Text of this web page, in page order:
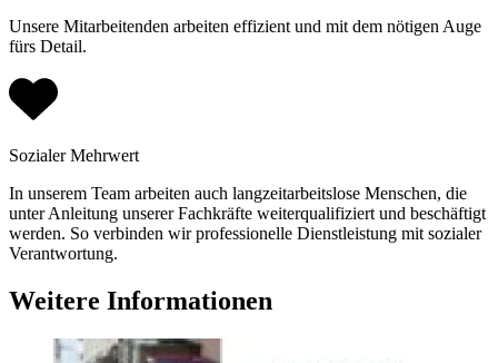
Unsere Mitarbeitenden arbeiten effizient und mit dem nötigen Auge
fürs Detail.
Sozialer Mehrwert
In unserem Team arbeiten auch langzeitarbeitslose Menschen, die
unter Anleitung unserer Fachkräfte weiterqualifiziert und beschäftigt
werden. So verbinden wir professionelle Dienstleistung mit sozialer
Verantwortung.
Weitere Informationen